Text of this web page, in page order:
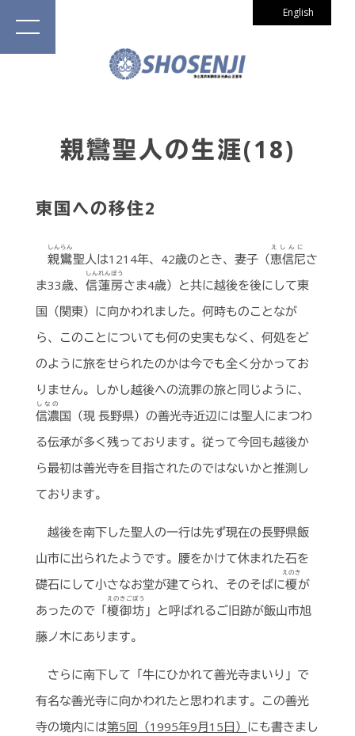
English
親鸞聖人の生涯(18)
東国への移住2
親鸞
しんらん
聖人は1214年、42歳のとき、妻子（恵信尼
えしんに
さ
ま33歳、 信蓮房
しんれんぼう
さま4歳）と共に越後を後にして東
国（関東）に向かわれました。何時ものことなが
ら、このことについても何の史実もなく、何処をど
のように旅をせられたのかは今でも全く分かってお
りません。しかし越後への流罪の旅と同じように、
信濃
しなの
国（現 長野県）の善光寺近辺には聖人にまつわ
る伝承が多く残っております。従って今回も越後か
ら最初は善光寺を目指されたのではないかと推測し
ております。
越後を南下した聖人の一行は先ず現在の長野県飯
山市に出られたようです。腰をかけて休まれた石を
礎石にして小さなお堂が建てられ、そのそばに榎
えのき
が
あったので「榎御坊
えのきごぼう
」と呼ばれるご旧跡が飯山市旭
藤ノ木にあります。
さらに南下して「牛にひかれて善光寺まいり」で
有名な善光寺に向かわれたと思われます。この善光
寺の境内には第5回（1995年9月15日） にも書きまし